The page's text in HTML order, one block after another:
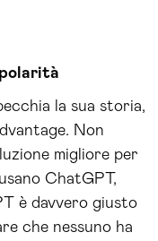
la sua storia,
Non
migliore per
ChatGPT,
è davvero giusto
che nessuno ha